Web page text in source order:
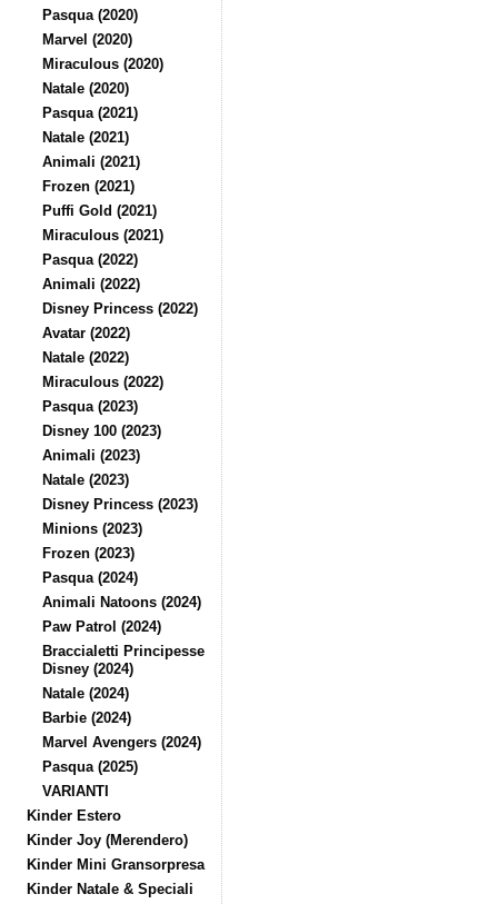
Pasqua (2020)
Marvel (2020)
Miraculous (2020)
Natale (2020)
Pasqua (2021)
Natale (2021)
Animali (2021)
Frozen (2021)
Puffi Gold (2021)
Miraculous (2021)
Pasqua (2022)
Animali (2022)
Disney Princess (2022)
Avatar (2022)
Natale (2022)
Miraculous (2022)
Pasqua (2023)
Disney 100 (2023)
Animali (2023)
Natale (2023)
Disney Princess (2023)
Minions (2023)
Frozen (2023)
Pasqua (2024)
Animali Natoons (2024)
Paw Patrol (2024)
Braccialetti Principesse
Disney (2024)
Natale (2024)
Barbie (2024)
Marvel Avengers (2024)
Pasqua (2025)
VARIANTI
Kinder Estero
Kinder Joy (Merendero)
Kinder Mini Gransorpresa
Kinder Natale & Speciali